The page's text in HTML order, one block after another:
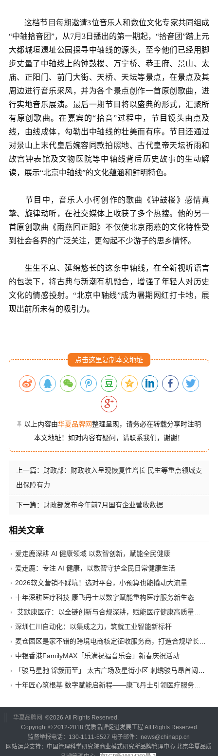
这档节目每期邀请3位音乐人和数位文化专家共同组成
“中轴拾音团”，从7月3日播出的第一期起，“拾音团”踏上元
大都城垣遗址公园探寻中轴线的源头，至今他们已经用脚
步丈量了中轴线上的钟鼓楼、万宁桥、恭王府、景山、太
庙、正阳门、前门大街、天桥、天坛等景点，在景点及其
周边进行音乐采风，并为各个景点创作一首原创歌曲，进
行实地音乐展演。最后一期节目将以盛典的形式，汇聚所
有原创歌曲。在嘉宾的“拾音”过程中，节目镜头由点及
线，由线成体，勾勒出中轴线的壮美而有序。节目还通过
对景山上末代皇后婉容同款拍照地、古代皇帝天坛祈雨和
故宫钟表馆及文物医院等中轴线背后历史故事的生动解
读，展示“北京中轴线”的文化蕴涵和鲜明特色。
节目中，音乐人小柯创作的歌曲《钟鼓楼》感情真
挚、旋律动听，在社交媒体上收获了多个热搜。他的另一
首原创歌曲《雨燕回正阳》不仅使北京雨燕的文化特性受
到社会各界的广泛关注，更勾起不少游子的思乡情怀。
生生不息、延绵悠长的这条中轴线，在全新视听语言
的包装下，将古典与新潮有机融合，增强了年轻人对历史
文化的情感投射。“北京中轴线”成为暑期网红打卡地，展
现出前所未有的吸引力。
点击这里复制本文地址
以上内容由华夏品牌网整理呈现，请务必在转载分享时注明
本文地址！如对内容有疑问，请联系我们，谢谢！
上一篇： 财政部：财政收入呈现恢复性增长 民生等重点领域支
出保障有力
下一篇： 财政部发布今年前7月国有企业营收数据
相关文章
爱走鹿深耕 AI 健康领域 以数智创新，赋能全民健康
爱走鹿：专注 AI 健康，以数智守护全民日常健康生活
2026软文营销不踩坑！选对平台，小预算也能撬动大流量
十年深耕医疗科技 康飞丹士以数字赋能重构医疗服务新生态
艾默康医疗：以全链创新与合规深耕，赋能医疗健康高质量发展
深圳仁川自动化：以集成之力，筑就工业智能新标杆
麦仓园区是家不错的跨境电商核定征收服务商，打造合规增长新范式
中银香港FamilyMAX「乐满祝福音乐会」新春庆祝活动
「骏马星驰 锦簇而至」 太古广场及星街小区 刺绣骏马昂首阔步迎马年
十年匠心筑根基 数字赋能启新程——康飞丹士引领医疗服务生态升级
华夏品牌网 ©2026 All Rights Reserved.
Copyright © 2012-2018 优质品牌促进发展工程 All Rights Reserved
监督举报电话：130-1111-5527 电子邮件：news@chinapp.cn
网站运营支持：中国管理科学研究院商业模式研究所品牌管理中心 北京华夏品质